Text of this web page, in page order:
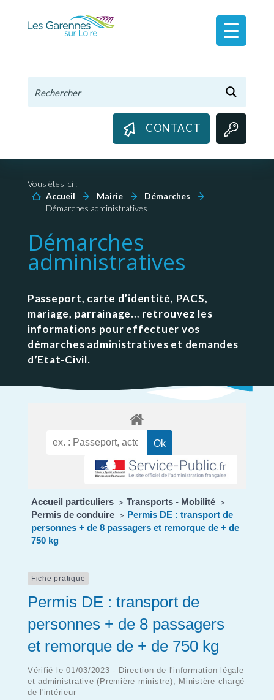
CONTACT
Vous êtes ici :
Accueil
Mairie
Démarches
Démarches administratives
Démarches
administratives
Passeport, carte d’identité, PACS,
mariage, parrainage… retrouvez les
informations pour effectuer vos
démarches administratives et demandes
d’Etat-Civil.
Accueil particuliers > Transports - Mobilité >
Permis de conduire > Permis DE : transport de
personnes + de 8 passagers et remorque de + de
750 kg
Fiche pratique
Permis DE : transport de
personnes + de 8 passagers
et remorque de + de 750 kg
Vérifié le 01/03/2023 - Direction de l'information légale
et administrative (Première ministre), Ministère chargé
de l'intérieur